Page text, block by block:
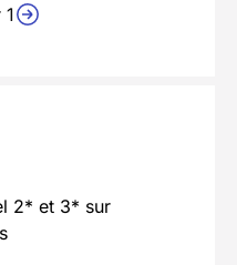
2* et 3* sur